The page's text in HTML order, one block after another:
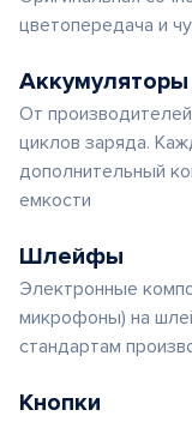
цветопередача и
Аккумуляторы
От
циклов заряда.
дополнительный
емкости
Шлейфы
Электронные
микрофоны) на
стандартам
Кнопки